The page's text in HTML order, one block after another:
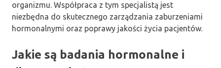
organizmu. Współpraca z tym specjalistą jest
niezbędna do skutecznego zarządzania zaburzeniami
hormonalnymi oraz poprawy jakości życia pacjentów.
Jakie są badania hormonalne i